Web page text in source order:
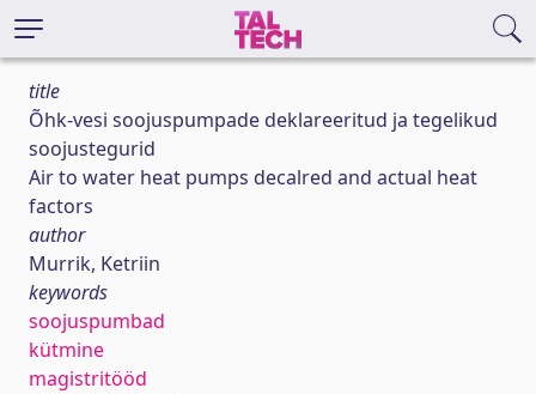
title
Õhk-vesi soojuspumpade deklareeritud ja tegelikud
soojustegurid
Air to water heat pumps decalred and actual heat
factors
author
Murrik, Ketriin
keywords
soojuspumbad
kütmine
magistritööd